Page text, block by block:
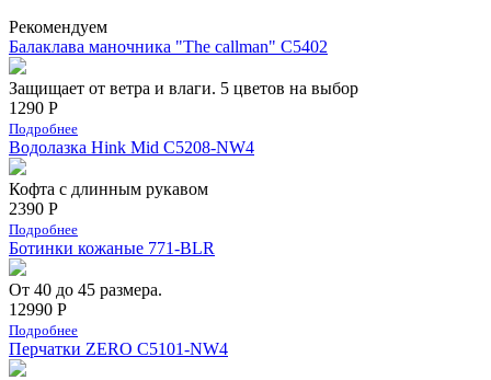
Рекомендуем
Балаклава маночника "The callman" С5402
Защищает от ветра и влаги. 5 цветов на выбор
1290 Р
Подробнее
Водолазка Hink Mid C5208-NW4
Кофта с длинным рукавом
2390 Р
Подробнее
Ботинки кожаные 771-BLR
От 40 до 45 размера.
12990 Р
Подробнее
Перчатки ZERO C5101-NW4